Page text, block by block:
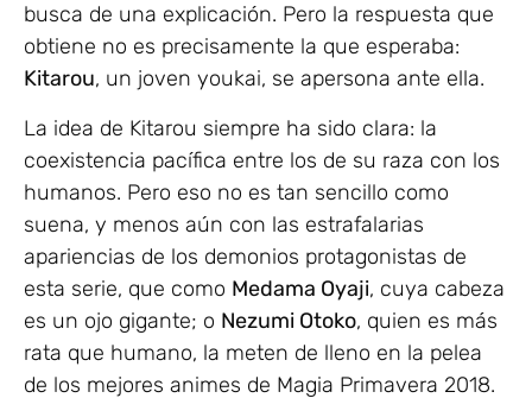
busca de una explicación. Pero la respuesta que
obtiene no es precisamente la que esperaba:
Kitarou, un joven youkai, se apersona ante ella.
La idea de Kitarou siempre ha sido clara: la
coexistencia pacífica entre los de su raza con los
humanos. Pero eso no es tan sencillo como
suena, y menos aún con las estrafalarias
apariencias de los demonios protagonistas de
esta serie, que como Medama Oyaji, cuya cabeza
es un ojo gigante; o Nezumi Otoko, quien es más
rata que humano, la meten de lleno en la pelea
de los mejores animes de Magia Primavera 2018.